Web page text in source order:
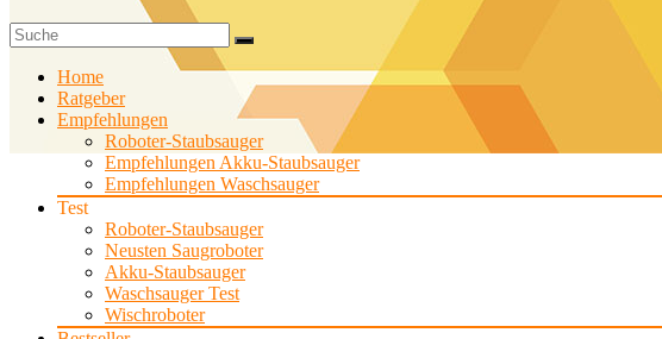
Home
Ratgeber
Empfehlungen
Roboter-Staubsauger
Empfehlungen Akku-Staubsauger
Empfehlungen Waschsauger
Test
Roboter-Staubsauger
Neusten Saugroboter
Akku-Staubsauger
Waschsauger Test
Wischroboter